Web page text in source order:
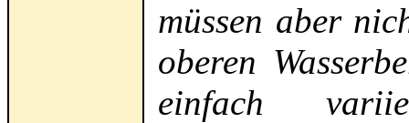
müssen aber
oberen
einfach